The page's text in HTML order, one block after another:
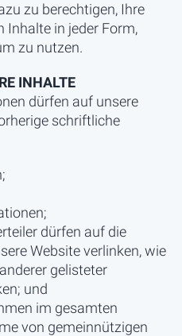
zu berechtigen, Ihre
Inhalte in jeder Form,
zu nutzen.
INHALTE
dürfen auf unsere
schriftliche
dürfen auf die
Website verlinken, wie
gelisteter
und
im gesamten
von gemeinnützigen